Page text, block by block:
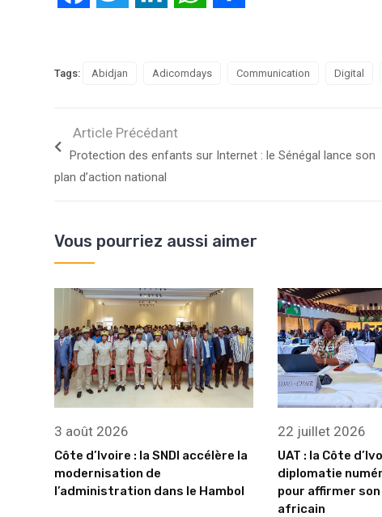
Tags: Abidjan Adicomdays Communication Digital
Article Précédant
Protection des enfants sur Internet : le Sénégal lance son
plan d’action national
Vous pourriez aussi aimer
3 août 2026
Côte d’Ivoire : la SNDI accélère la
modernisation de
l’administration dans le Hambol
22 juillet 2026
UAT : la Côte
diplomatie
pour affirmer
africain